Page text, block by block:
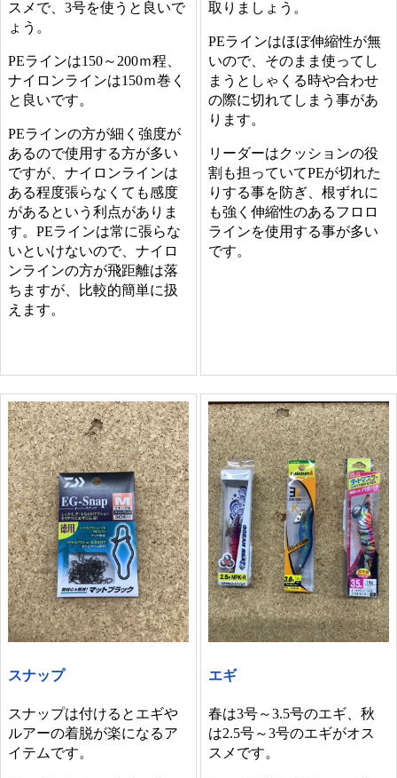
スメで、3号を使うと良いで
ょう。
PEラインは150～200ｍ程、
ナイロンラインは150ｍ巻く
と良いです。
PEラインの方が細く強度が
あるので使用する方が多い
ですが、ナイロンラインは
ある程度張らなくても感度
があるという利点がありま
す。PEラインは常に張らな
いといけないので、ナイロ
ンラインの方が飛距離は落
ちますが、比較的簡単に扱
えます。
取りましょう。
PEラインはほぼ伸縮性が無
いので、そのまま使ってし
まうとしゃくる時や合わせ
の際に切れてしまう事があ
ります。
リーダーはクッションの役
割も担っていてPEが切れた
りする事を防ぎ、根ずれに
も強く伸縮性のあるフロロ
ラインを使用する事が多い
です。
スナップ
スナップは付けるとエギや
ルアーの着脱が楽になるア
イテムです。
エギ
春は3号～3.5号のエギ、秋
は2.5号～3号のエギがオス
スメです。